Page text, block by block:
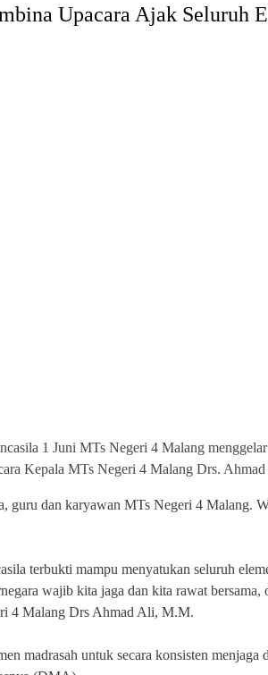
Upacara Ajak Seluruh
1 Juni MTs Negeri 4 Malang
Kepala MTs Negeri 4 Malang Drs.
guru dan karyawan MTs Negeri 4 Malang.
terbukti mampu menyatukan seluruh
wajib kita jaga dan kita rawat
4 Malang Drs Ahmad Ali, M.M.
madrasah untuk secara konsisten